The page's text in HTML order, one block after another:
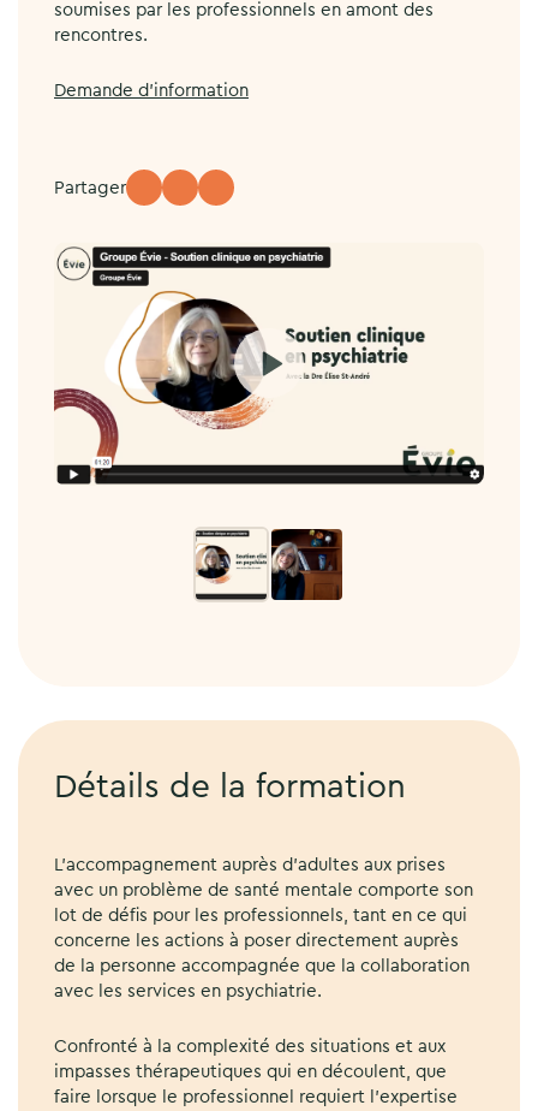
soumises par les professionnels en amont des
rencontres.
Demande d'information
Partager
Détails de la formation
L’accompagnement auprès d’adultes aux prises
avec un problème de santé mentale comporte son
lot de défis pour les professionnels, tant en ce qui
concerne les actions à poser directement auprès
de la personne accompagnée que la collaboration
avec les services en psychiatrie.
Confronté à la complexité des situations et aux
impasses thérapeutiques qui en découlent, que
faire lorsque le professionnel requiert l’expertise